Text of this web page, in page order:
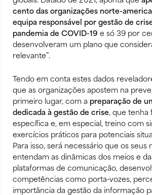
cento das organizações norte-
equipa responsável por gestão de
pandemia de COVID-19 e só 39 por
desenvolveram um plano que
relevante”.
Tendo em conta estes dados
que as organizações apostem na
primeiro lugar, com a preparação de
dedicada à gestão de crise, que tenha
específica e, em especial, treino com
exercícios práticos para potenciais
Para isso, será necessário que os seus
entendam as dinâmicas dos meios e
plataformas de comunicação,
competências como porta-vozes,
importância da gestão da informação